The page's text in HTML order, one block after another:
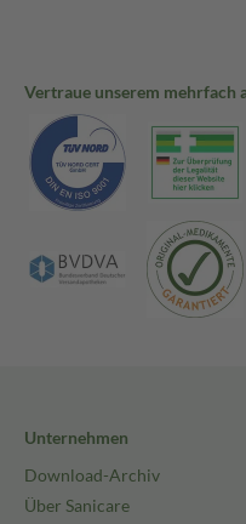
Vertraue unserem mehrfach
Unternehmen
Download-Archiv
Über Sanicare